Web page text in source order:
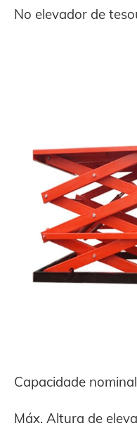
No elevador de
Capacidade
Máx. Altura de